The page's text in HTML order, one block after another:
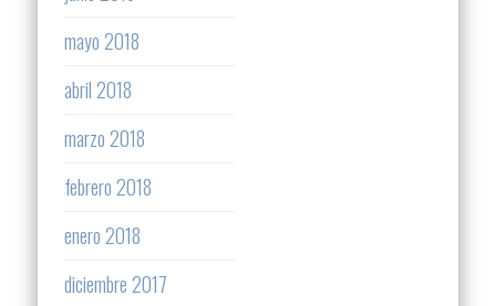
mayo 2018
abril 2018
marzo 2018
febrero 2018
enero 2018
diciembre 2017